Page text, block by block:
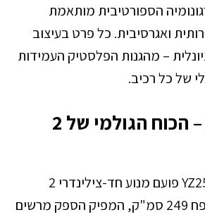
הספורטיבית מותאמת
ואגרסיבית. כל פרט בעיצוב
– מהגנות הפלסטיק העמידות
של כל רכיב.
מנוע ועוצמה – הכוח הגולמי של 2
בליבו של אופנוע YZ250 פועם מנוע חד-צילינדרי 2
פעימות מתקדם בנפח 249 סמ"ק, המפיק הספק מרשים